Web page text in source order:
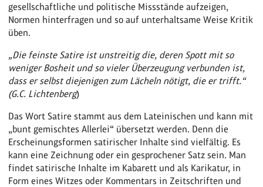
gesellschaftliche und politische Missstände aufzeigen,
Normen hinterfragen und so auf unterhaltsame Weise Kritik
üben.
„Die feinste Satire ist unstreitig die, deren Spott mit so
weniger Bosheit und so vieler Überzeugung verbunden ist,
dass er selbst diejenigen zum Lächeln nötigt, die er trifft.“
(G.C. Lichtenberg)
Das Wort Satire stammt aus dem Lateinischen und kann mit
„bunt gemischtes Allerlei“ übersetzt werden. Denn die
Erscheinungsformen satirischer Inhalte sind vielfältig. Es
kann eine Zeichnung oder ein gesprochener Satz sein. Man
findet satirische Inhalte im Kabarett und als Karikatur, in
Form eines Witzes oder Kommentars in Zeitschriften und